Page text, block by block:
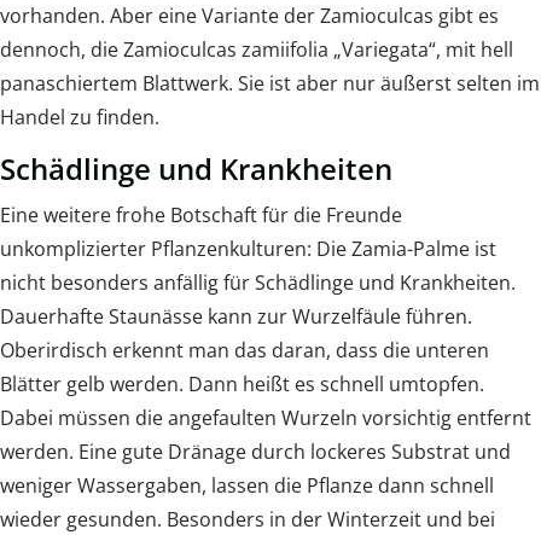
vorhanden. Aber eine Variante der Zamioculcas gibt es
dennoch, die Zamioculcas zamiifolia „Variegata“, mit hell
panaschiertem Blattwerk. Sie ist aber nur äußerst selten im
Handel zu finden.
Schädlinge und Krankheiten
Eine weitere frohe Botschaft für die Freunde
unkomplizierter Pflanzenkulturen: Die Zamia-Palme ist
nicht besonders anfällig für Schädlinge und Krankheiten.
Dauerhafte Staunässe kann zur Wurzelfäule führen.
Oberirdisch erkennt man das daran, dass die unteren
Blätter gelb werden. Dann heißt es schnell umtopfen.
Dabei müssen die angefaulten Wurzeln vorsichtig entfernt
werden. Eine gute Dränage durch lockeres Substrat und
weniger Wassergaben, lassen die Pflanze dann schnell
wieder gesunden. Besonders in der Winterzeit und bei